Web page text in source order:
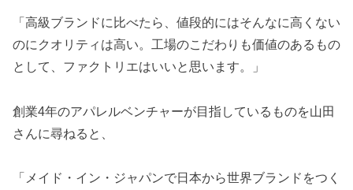
「高級ブランドに比べたら、値段的にはそんなに高くない
のにクオリティは高い。工場のこだわりも価値のあるもの
として、ファクトリエはいいと思います。」
創業4年のアパレルベンチャーが目指しているものを山田
さんに尋ねると、
「メイド・イン・ジャパンで日本から世界ブランドをつく